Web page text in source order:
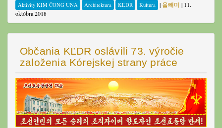
Aktivity KIM ČONG UNA Architektura KĽDR Kultura | 올빼미 | 11.
októbra 2018
Občania KĽDR oslávili 73. výročie
založenia Kórejskej strany práce